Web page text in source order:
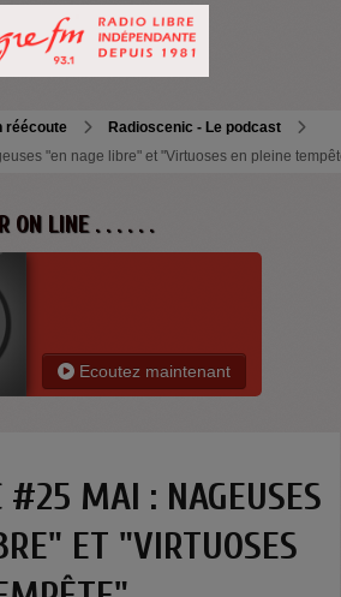
réécoute
Radioscenic - Le podcast
"en nage libre" et "Virtuoses en pleine
ON LINE . . . . . .
Ecoutez maintenant
#25 MAI : NAGEUSES
ET "VIRTUOSES